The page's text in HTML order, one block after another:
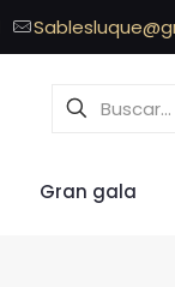
Gran gala